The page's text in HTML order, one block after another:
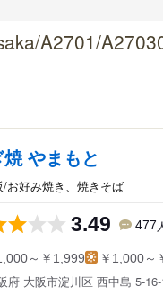
A2701/
やまもと
/お好み焼き、焼きそば
3.49 477
～￥1,999 ￥1,000～
府 大阪市淀川区 西中島 5-